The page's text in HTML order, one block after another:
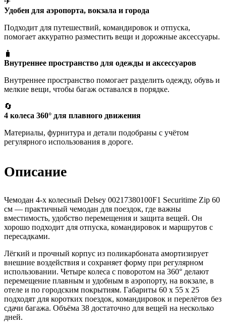
Удобен для аэропорта, вокзала и города
Подходит для путешествий, командировок и отпуска,
помогает аккуратно разместить вещи и дорожные аксессуары.
🧳
Внутреннее пространство для одежды и аксессуаров
Внутреннее пространство помогает разделить одежду, обувь и
мелкие вещи, чтобы багаж оставался в порядке.
🔄
4 колеса 360° для плавного движения
Материалы, фурнитура и детали подобраны с учётом
регулярного использования в дороге.
Описание
Чемодан 4-х колесный Delsey 00217380100F1 Securitime Zip 60
см — практичный чемодан для поездок, где важны
вместимость, удобство перемещения и защита вещей. Он
хорошо подходит для отпуска, командировок и маршрутов с
пересадками.
Лёгкий и прочный корпус из поликарбоната амортизирует
внешние воздействия и сохраняет форму при регулярном
использовании. Четыре колеса с поворотом на 360° делают
перемещение плавным и удобным в аэропорту, на вокзале, в
отеле и по городским покрытиям. Габариты 60 х 55 х 25
подходят для коротких поездок, командировок и перелётов без
сдачи багажа. Объёма 38 достаточно для вещей на несколько
дней.